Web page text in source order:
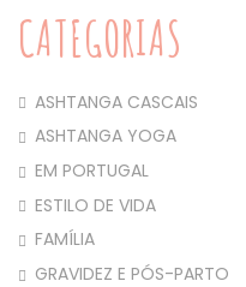
CATEGORIAS
ASHTANGA CASCAIS
ASHTANGA YOGA
EM PORTUGAL
ESTILO DE VIDA
FAMÍLIA
GRAVIDEZ E PÓS-PARTO